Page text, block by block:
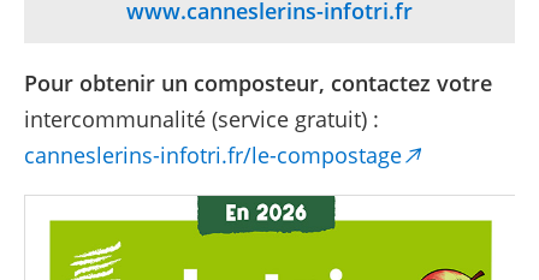
www.canneslerins-infotri.fr
Pour obtenir un composteur, contactez votre
intercommunalité (service gratuit) :
canneslerins-infotri.fr/le-compostage